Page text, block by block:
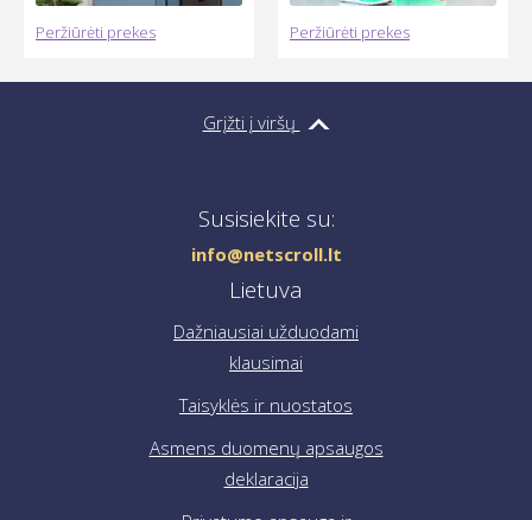
Peržiūrėti prekes Peržiūrėti prekes
Grįžti į viršų
Susisiekite su:
info@netscroll.lt
Lietuva
Dažniausiai užduodami
klausimai
Taisyklės ir nuostatos
Asmens duomenų apsaugos
deklaracija